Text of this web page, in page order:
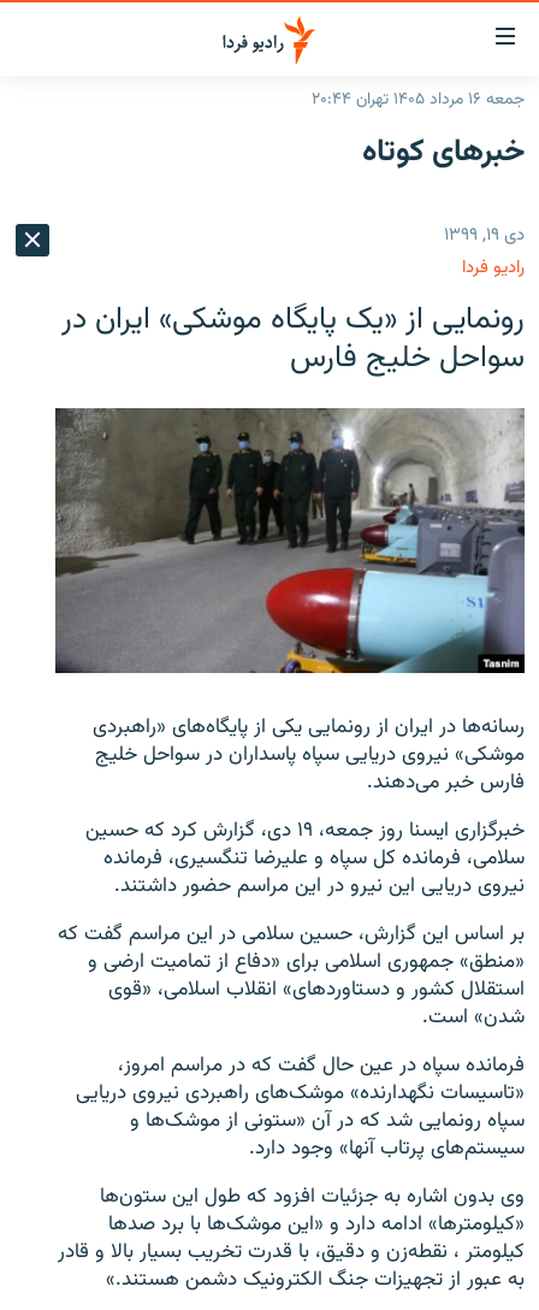
لینک‌های
قابلیت
دسترسی
بازگشت
اصلی
رفتن
صفحه
جستجو
ایران
رادیو
انتخاب کنید و بشنوید
برنامه‌های رادیویی
پادکست
چندرسانه‌ای
گزارش‌های ویدئویی
English
به ما بپیوندید
زبان‌های دیگر
جمعه ۱۶ مرداد ۱۴۰۵ تهران ۲۰:۴۴
خبرهای کوتاه
دی ۱۹, ۱۳۹۹
رادیو فردا
رونمایی از «یک پایگاه موشکی» ایران در
سواحل خلیج فارس
رسانه‌ها در ایران از رونمایی یکی از پایگاه‌های «راهبردی
موشکی» نیروی دریایی سپاه پاسداران در سواحل خلیج
فارس خبر می‌دهند.
خبرگزاری ایسنا روز جمعه، ۱۹ دی، گزارش کرد که حسین
سلامی، فرمانده کل سپاه و علیرضا تنگسیری، فرمانده
نیروی دریایی این نیرو در این مراسم حضور داشتند.
بر اساس این گزارش، حسین سلامی در این مراسم گفت که
«منطق» جمهوری اسلامی برای «دفاع از تمامیت ارضی و
استقلال کشور و دستاوردهای» انقلاب اسلامی، «قوی
شدن» است.
فرمانده سپاه در عین حال گفت که در مراسم امروز،
«تاسیسات نگهدارنده» موشک‌های راهبردی نیروی دریایی
سپاه رونمایی شد که در آن «ستونی از موشک‌ها و
سیستم‌های پرتاب آنها» وجود دارد.
وی بدون اشاره به جزئیات افزود که طول این ستون‌ها
«کیلومترها» ادامه دارد و «این موشک‌ها با برد صدها
کیلومتر ، نقطه‌زن و دقیق، با قدرت تخریب بسیار بالا و قادر
به عبور از تجهیزات جنگ الکترونیک دشمن هستند.»